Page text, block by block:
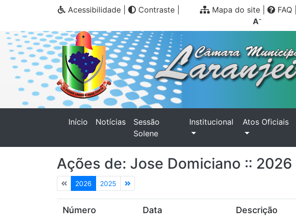
Acessibilidade Contraste Mapa do site FAQ
A-
Início (current)
Notícias
Sessão
Solene
Institucional Atos Oficiais
Ações de: Jose Domiciano :: 2026
2026 2025
Número Data Descrição